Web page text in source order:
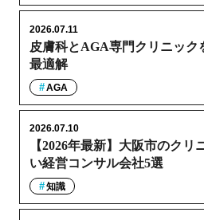
皮膚科とAGA専門クリニック
最適解
2026.07.11
AGA
【2026年最新】大阪市のクリ
い経営コンサル会社5選
2026.07.10
知識